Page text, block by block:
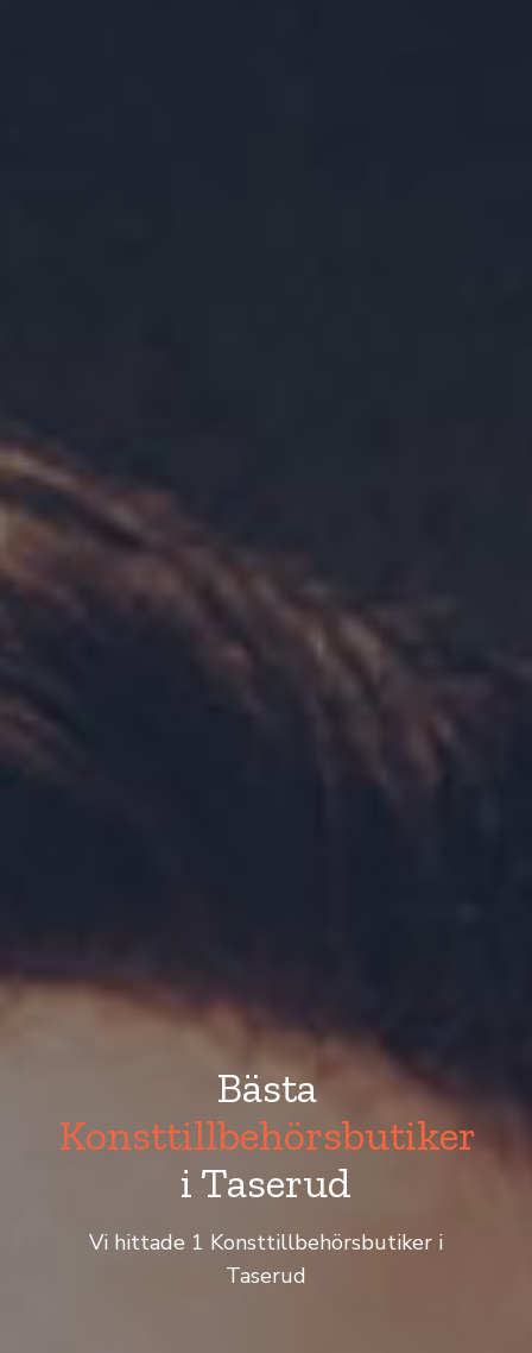
Bästa
Konsttillbehörsbutiker
i Taserud
Vi hittade 1 Konsttillbehörsbutiker i
Taserud